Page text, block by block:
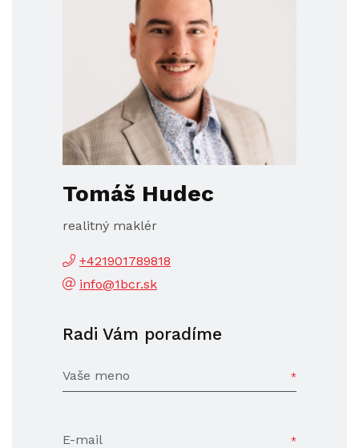
Tomáš Hudec
realitný maklér
+421901789818
info@1bcr.sk
Radi Vám poradíme
Vaše meno
E-mail